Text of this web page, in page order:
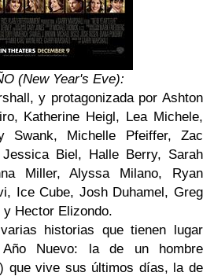
(New Year's Eve):
y protagonizada por Ashton
Katherine Heigl, Lea Michele,
Swank, Michelle Pfeiffer, Zac
Biel, Halle Berry, Sarah
Miller, Alyssa Milano, Ryan
Ice Cube, Josh Duhamel, Greg
y Hector Elizondo.
historias que tienen lugar
Nuevo: la de un hombre
que vive sus últimos días, la de